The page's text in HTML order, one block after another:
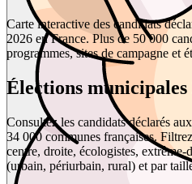
Carte interactive des candidats
2026 en France. Plus de 50 000
programmes, sites de campagne et
Élections municipales
Consultez les candidats déclarés
34 000 communes françaises.
centre, droite, écologistes,
(urbain, périurbain, rural) et par